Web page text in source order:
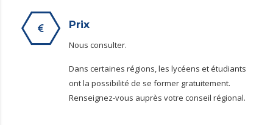
Prix
Nous consulter.
Dans certaines régions, les lycéens et étudiants
ont la possibilité de se former gratuitement.
Renseignez-vous auprès votre conseil régional.